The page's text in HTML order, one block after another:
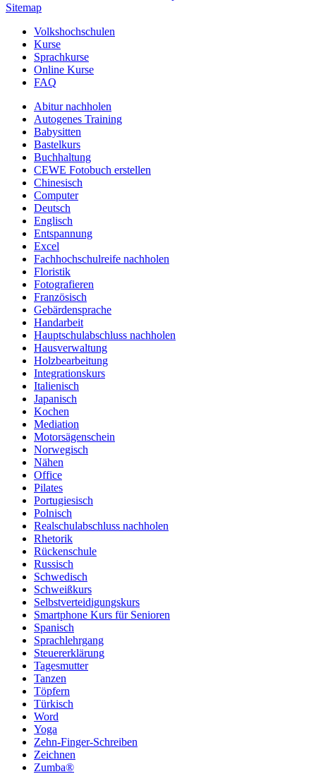
Sitemap
Volkshochschulen
Kurse
Sprachkurse
Online Kurse
FAQ
Abitur nachholen
Autogenes Training
Babysitten
Bastelkurs
Buchhaltung
CEWE Fotobuch erstellen
Chinesisch
Computer
Deutsch
Englisch
Entspannung
Excel
Fachhochschulreife nachholen
Floristik
Fotografieren
Französisch
Gebärdensprache
Handarbeit
Hauptschulabschluss nachholen
Hausverwaltung
Holzbearbeitung
Integrationskurs
Italienisch
Japanisch
Kochen
Mediation
Motorsägenschein
Norwegisch
Nähen
Office
Pilates
Portugiesisch
Polnisch
Realschulabschluss nachholen
Rhetorik
Rückenschule
Russisch
Schwedisch
Schweißkurs
Selbstverteidigungskurs
Smartphone Kurs für Senioren
Spanisch
Sprachlehrgang
Steuererklärung
Tagesmutter
Tanzen
Töpfern
Türkisch
Word
Yoga
Zehn-Finger-Schreiben
Zeichnen
Zumba®